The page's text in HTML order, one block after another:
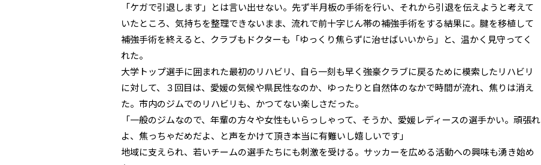
「ケガで引退します」とは言い出せない。先ず半月板の手術を行い、それから引退を伝えようと考えて
いたところ、気持ちを整理できないまま、流れで前十字じん帯の補強手術をする結果に。腱を移植して
補強手術を終えると、クラブもドクターも「ゆっくり焦らずに治せばいいから」と、温かく見守ってく
れた。
大学トップ選手に囲まれた最初のリハビリ、自ら一刻も早く強豪クラブに戻るために模索したリハビリ
に対して、３回目は、愛媛の気候や県民性なのか、ゆったりと自然体のなかで時間が流れ、焦りは消え
た。市内のジムでのリハビリも、かつてない楽しさだった。
「一般のジムなので、年輩の方々や女性もいらっしゃって、そうか、愛媛レディースの選手かい。頑張れ
よ、焦っちゃだめだよ、と声をかけて頂き本当に有難いし嬉しいです」
地域に支えられ、若いチームの選手たちにも刺激を受ける。サッカーを広める活動への興味も湧き始め